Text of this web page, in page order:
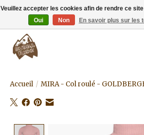
Livraison gratuite à partir de 80€.
Accueil / MIRA - Col roulé -
Product image
Veuillez accepter les cookies afin de rendre ce
Oui
Non En savoir plus sur les